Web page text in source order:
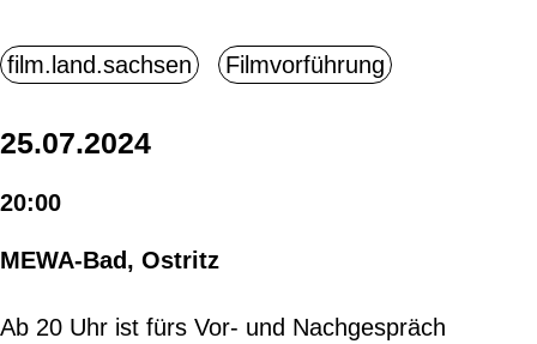
25.07.2024
20:00
MEWA-Bad, Ostritz
Ab 20 Uhr ist fürs Vor- und Nachgespräch